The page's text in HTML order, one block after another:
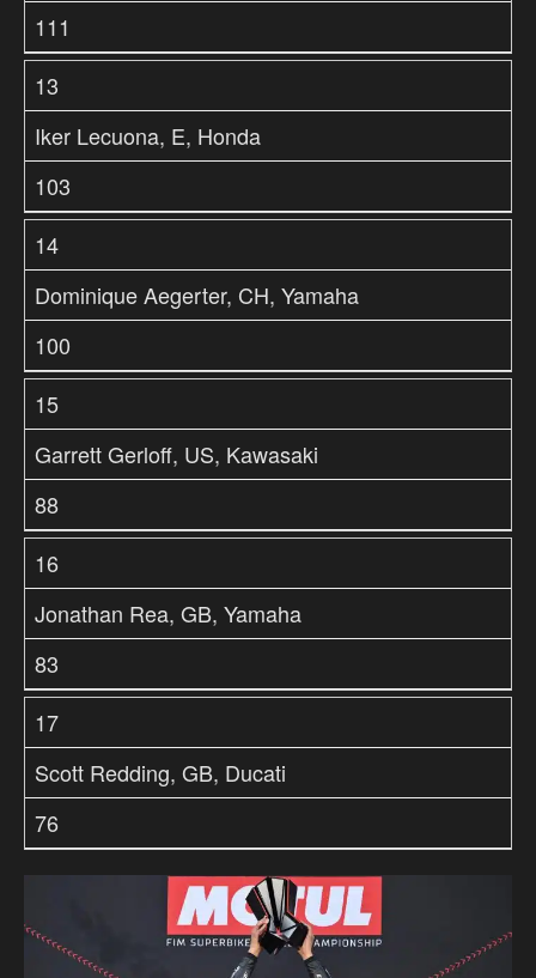
111
13
Iker Lecuona, E, Honda
103
14
Dominique Aegerter, CH, Yamaha
100
15
Garrett Gerloff, US, Kawasaki
88
16
Jonathan Rea, GB, Yamaha
83
17
Scott Redding, GB, Ducati
76